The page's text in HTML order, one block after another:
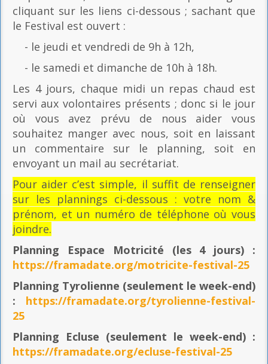
cliquant sur les liens ci-dessous ; sachant que
le Festival est ouvert :
- le jeudi et vendredi de 9h à 12h,
- le samedi et dimanche de 10h à 18h.
Les 4 jours, chaque midi un repas chaud est
servi aux volontaires présents ; donc si le jour
où vous avez prévu de nous aider vous
souhaitez manger avec nous, soit en laissant
un commentaire sur le planning, soit en
envoyant un mail au secrétariat.
Pour aider c’est simple, il suffit de renseigner
sur les plannings ci-dessous : votre nom &
prénom, et un numéro de téléphone où vous
joindre.
Planning Espace Motricité (les 4 jours) :
https://framadate.org/motricite-festival-25
Planning Tyrolienne (seulement le week-end)
: https://framadate.org/tyrolienne-festival-
25
Planning Ecluse (seulement le week-end) :
https://framadate.org/ecluse-festival-25